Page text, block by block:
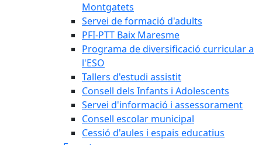
Montgatets
Servei de formació d'adults
PFI-PTT Baix Maresme
Programa de diversificació curricular a
l'ESO
Tallers d'estudi assistit
Consell dels Infants i Adolescents
Servei d'informació i assessorament
Consell escolar municipal
Cessió d'aules i espais educatius